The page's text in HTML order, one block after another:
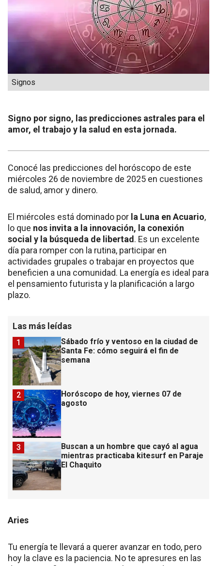
Signos
Signo por signo, las predicciones astrales para el
amor, el trabajo y la salud en esta jornada.
Conocé las predicciones del horóscopo de este
miércoles 26 de noviembre de 2025 en cuestiones
de salud, amor y dinero.
El miércoles está dominado por la Luna en Acuario,
lo que nos invita a la innovación, la conexión
social y la búsqueda de libertad. Es un excelente
día para romper con la rutina, participar en
actividades grupales o trabajar en proyectos que
beneficien a una comunidad. La energía es ideal para
el pensamiento futurista y la planificación a largo
plazo.
Las más leídas
Sábado frío y ventoso en la ciudad de
Santa Fe: cómo seguirá el fin de
semana
1
Horóscopo de hoy, viernes 07 de
agosto
2
Buscan a un hombre que cayó al agua
mientras practicaba kitesurf en Paraje
El Chaquito
3
Aries
Tu energía te llevará a querer avanzar en todo, pero
hoy la clave es la paciencia. No te apresures en las